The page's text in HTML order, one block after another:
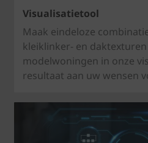
Visualisatietool
Maak eindeloze
kleiklinker- en
modelwoningen in onze
resultaat aan uw wensen